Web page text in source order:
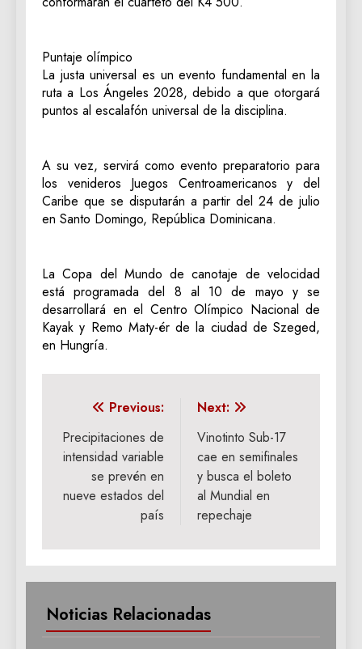
Puntaje olímpico
La justa universal es un evento fundamental en la
ruta a Los Ángeles 2028, debido a que otorgará
puntos al escalafón universal de la disciplina.
A su vez, servirá como evento preparatorio para
los venideros Juegos Centroamericanos y del
Caribe que se disputarán a partir del 24 de julio
en Santo Domingo, República Dominicana.
La Copa del Mundo de canotaje de velocidad
está programada del 8 al 10 de mayo y se
desarrollará en el Centro Olímpico Nacional de
Kayak y Remo Maty-ér de la ciudad de Szeged,
en Hungría.
Navegación
de
entradas
Previous:
Precipitaciones de
intensidad variable
se prevén en
nueve estados del
país
Next:
Vinotinto Sub-17
cae en semifinales
y busca el boleto
al Mundial en
repechaje
Noticias Relacionadas